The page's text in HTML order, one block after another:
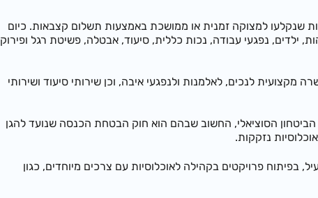
שנקלעו למצוקה זמנית או ממושכת באמצעות תשלום קצבאות. כיום
ילדים, נפגעי עבודה, נכות כללית, סיעוד, אבטלה, פשיטת רגל ופירוק
לנכים, לאלמנות ולנפגעי איבה, וכן שירותי סיעוד ושירותי
הביטחון הסוציאלי, החשוב שבהם הוא חוק הבטחת הכנסה שנועד להגן
נזקקות.
פרויקטים בקהילה לאוכלוסיות עם צרכים מיוחדים, כגון